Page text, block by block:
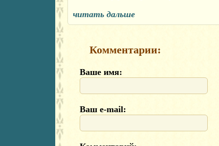
читать дальше
Комментарии:
Ваше имя:
Ваш e-mail: